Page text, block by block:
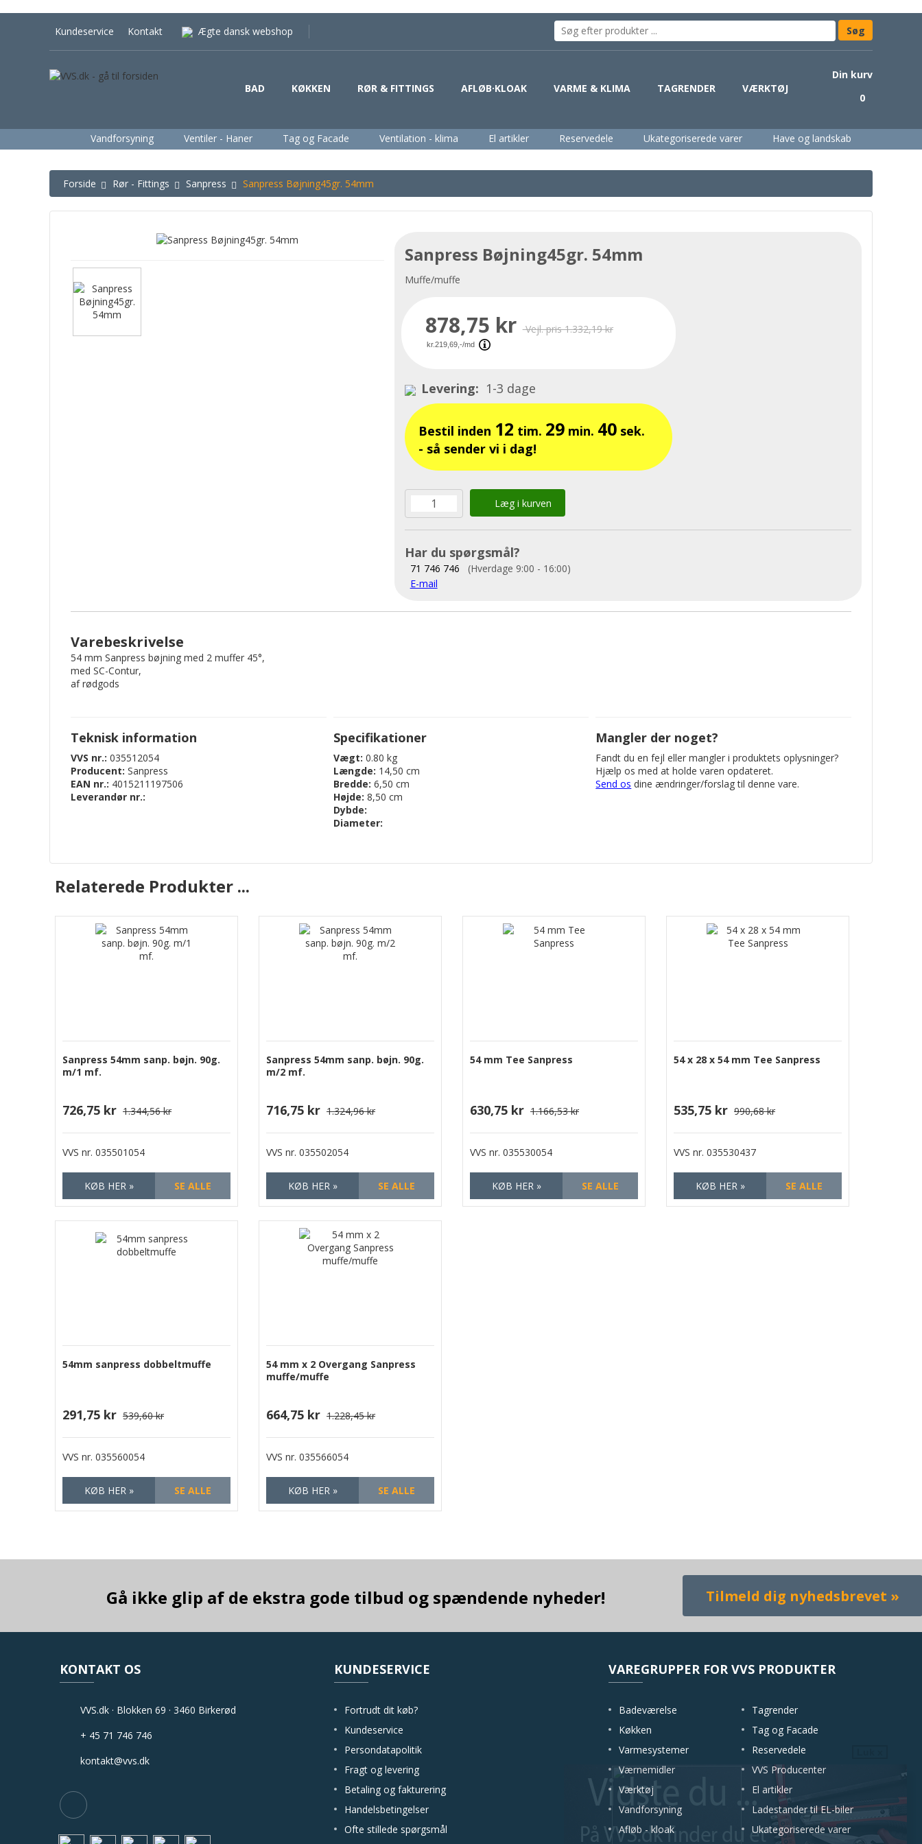
Kundeservice Kontakt Ægte dansk webshop
BAD KØKKEN RØR & FITTINGS AFLØB·KLOAK VARME & KLIMA TAGRENDER VÆRKTØJ
Din kurv
0
Vandforsyning Ventiler - Haner Tag og Facade Ventilation - klima El artikler Reservedele Ukategoriserede varer Have og landskab
Forside Rør - Fittings Sanpress Sanpress Bøjning45gr. 54mm
Sanpress Bøjning45gr. 54mm
Muffe/muffe
878,75 kr Vejl. pris 1.332,19 kr
Levering: 1-3 dage
Bestil inden 12 tim. 29min. 39sek.
- så sender vi i dag!
Læg i kurven
Har du spørgsmål?
71 746 746 (Hverdage 9:00 - 16:00)
E-mail
Varebeskrivelse
54 mm Sanpress bøjning med 2 muffer 45°,
med SC-Contur,
af rødgods
Teknisk information
VVS nr.: 035512054
Producent: Sanpress
EAN nr.: 4015211197506
Leverandør nr.:
Specifikationer
Vægt: 0.80 kg
Længde: 14,50 cm
Bredde: 6,50 cm
Højde: 8,50 cm
Dybde:
Diameter:
Mangler der noget?
Fandt du en fejl eller mangler i produktets oplysninger?
Hjælp os med at holde varen opdateret.
Send os dine ændringer/forslag til denne vare.
Relaterede Produkter ...
Sanpress 54mm sanp. bøjn. 90g.
m/1 mf.
726,75 kr 1.344,56 kr
VVS nr. 035501054
KØB HER » SE ALLE
Sanpress 54mm sanp. bøjn. 90g.
m/2 mf.
716,75 kr 1.324,96 kr
VVS nr. 035502054
KØB HER » SE ALLE
54 mm Tee Sanpress
630,75 kr 1.166,53 kr
VVS nr. 035530054
KØB HER » SE ALLE
54 x 28 x 54 mm Tee Sanpress
535,75 kr 990,68 kr
VVS nr. 035530437
KØB HER » SE ALLE
54mm sanpress dobbeltmuffe
291,75 kr 539,60 kr
VVS nr. 035560054
KØB HER » SE ALLE
54 mm x 2 Overgang Sanpress
muffe/muffe
664,75 kr 1.228,45 kr
VVS nr. 035566054
KØB HER » SE ALLE
Gå ikke glip af de ekstra gode tilbud og spændende nyheder!
KONTAKT OS
VVS.dk · Blokken 69 · 3460 Birkerød
+ 45 71 746 746
kontakt@vvs.dk
KUNDESERVICE
Fortrudt dit køb?
Kundeservice
Persondatapolitik
Fragt og levering
Betaling og fakturering
Handelsbetingelser
Ofte stillede spørgsmål
VAREGRUPPER FOR VVS PRODUKTER
Badeværelse
Køkken
Varmesystemer
Værnemidler
Værktøj
Vandforsyning
Afløb - kloak
Tagrender
Tag og Facade
Reservedele
VVS Producenter
El artikler
Ladestander til EL-biler
Ukategoriserede varer